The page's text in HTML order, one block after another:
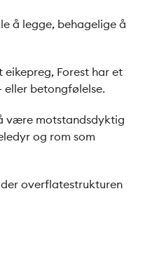
å legge, behagelige å
eikepreg, Forest har et
eller betongfølelse.
være motstandsdyktig
og rom som
overflatestrukturen